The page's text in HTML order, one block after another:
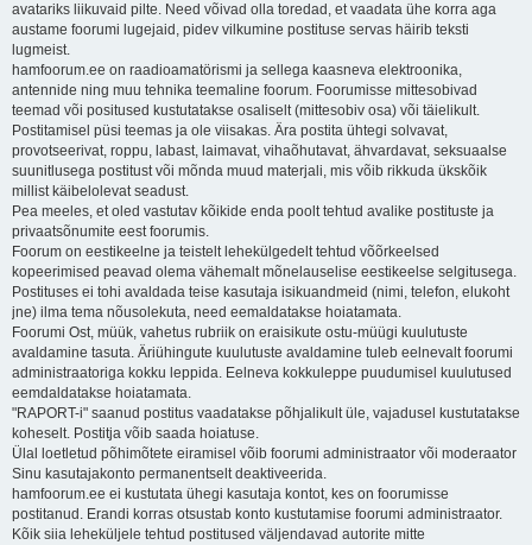
avatariks liikuvaid pilte. Need võivad olla toredad, et vaadata ühe korra aga
austame foorumi lugejaid, pidev vilkumine postituse servas häirib teksti
lugmeist.
hamfoorum.ee on raadioamatörismi ja sellega kaasneva elektroonika,
antennide ning muu tehnika teemaline foorum. Foorumisse mittesobivad
teemad või positused kustutatakse osaliselt (mittesobiv osa) või täielikult.
Postitamisel püsi teemas ja ole viisakas. Ära postita ühtegi solvavat,
provotseerivat, roppu, labast, laimavat, vihaõhutavat, ähvardavat, seksuaalse
suunitlusega postitust või mõnda muud materjali, mis võib rikkuda ükskõik
millist käibelolevat seadust.
Pea meeles, et oled vastutav kõikide enda poolt tehtud avalike postituste ja
privaatsõnumite eest foorumis.
Foorum on eestikeelne ja teistelt lehekülgedelt tehtud võõrkeelsed
kopeerimised peavad olema vähemalt mõnelauselise eestikeelse selgitusega.
Postituses ei tohi avaldada teise kasutaja isikuandmeid (nimi, telefon, elukoht
jne) ilma tema nõusolekuta, need eemaldatakse hoiatamata.
Foorumi Ost, müük, vahetus rubriik on eraisikute ostu-müügi kuulutuste
avaldamine tasuta. Äriühingute kuulutuste avaldamine tuleb eelnevalt foorumi
administraatoriga kokku leppida. Eelneva kokkuleppe puudumisel kuulutused
eemdaldatakse hoiatamata.
"RAPORT-i" saanud postitus vaadatakse põhjalikult üle, vajadusel kustutatakse
koheselt. Postitja võib saada hoiatuse.
Ülal loetletud põhimõtete eiramisel võib foorumi administraator või moderaator
Sinu kasutajakonto permanentselt deaktiveerida.
hamfoorum.ee ei kustutata ühegi kasutaja kontot, kes on foorumisse
postitanud. Erandi korras otsustab konto kustutamise foorumi administraator.
Kõik siia leheküljele tehtud postitused väljendavad autorite mitte